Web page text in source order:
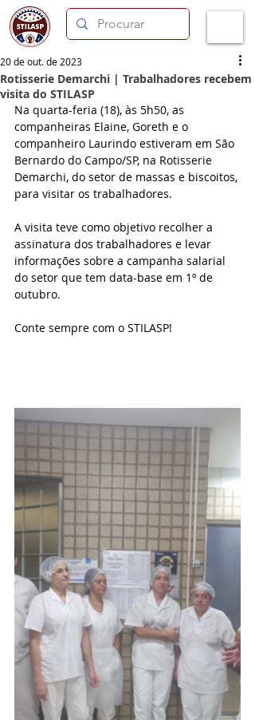
Rotisserie Demarchi | Trabalhadores recebem
visita do STILASP
20 de out. de 2023
Na quarta-feria (18), às 5h50, as
companheiras Elaine, Goreth e o
companheiro Laurindo estiveram em São
Bernardo do Campo/SP, na Rotisserie
Demarchi, do setor de massas e biscoitos,
para visitar os trabalhadores.
A visita teve como objetivo recolher a
assinatura dos trabalhadores e levar
informações sobre a campanha salarial
do setor que tem data-base em 1º de
outubro.
Conte sempre com o STILASP!